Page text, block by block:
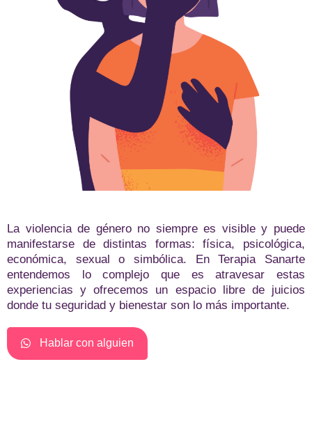
La violencia de género no siempre es visible y puede
manifestarse de distintas formas: física, psicológica,
económica, sexual o simbólica. En Terapia Sanarte
entendemos lo complejo que es atravesar estas
experiencias y ofrecemos un espacio libre de juicios
donde tu seguridad y bienestar son lo más importante.
Hablar con alguien